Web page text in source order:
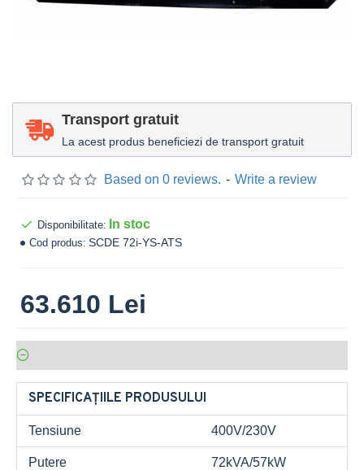
Transport gratuit
La acest produs beneficiezi de transport gratuit
Based on 0 reviews. - Write a review
63.610 Lei
Disponibilitate: In stoc
Cod produs: SCDE 72i-YS-ATS
SPECIFICAȚIILE PRODUSULUI
Tensiune 400V/230V
Putere 72kVA/57kW